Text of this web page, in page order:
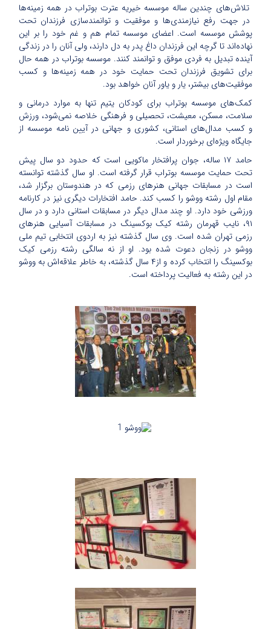
تلاش‌های چندین ساله موسسه خیریه عترت بوتراب در همه زمینه‌ها
در جهت رفع نیازمندی‌ها و موفقیت و توانمندسازی فرزندان تحت
پوشش موسسه است. اعضای موسسه تمام هم و غم خود را بر این
نهاده‌اند تا گرچه این فرزندان داغ پدر به دل دارند، ولی آنان را در زندگی
آینده تبدیل به فردی موفق و توانمند کنند. موسسه بوتراب در همه حال
برای تشویق فرزندان تحت حمایت خود در همه زمینه‌ها و کسب
موفقیت‌های بیشتر، یار و یاور آنان خواهد بود.
کمک‌های موسسه بوتراب برای کودکان یتیم تنها به موارد درمانی و
سلامت، مسکن، معیشت، تحصیلی و فرهنگی خلاصه نمی‌شود، ورزش
و کسب مدال‌های استانی، کشوری و جهانی در آیین نامه موسسه از
جایگاه ویژه‌ای برخوردار است.
حامد ۱۷ ساله، جوان پرافتخار ماکویی است که حدود دو سال پیش
تحت حمایت موسسه بوتراب قرار گرفته است. او سال گذشته توانسته
است در مسابقات جهانی هنرهای رزمی که در هندوستان برگزار شد،
مقام اول رشته ووشو را کسب کند. حامد افتخارات دیگری نیز در کارنامه
ورزشی خود دارد. او چند مدال دیگر در مسابقات استانی دارد و در سال
۹۱، نایب قهرمان رشته کیک بوکسینگ در مسابقات آسیایی هنرهای
رزمی تهران شده است. وی سال گذشته نیز به اردوی انتخابی تیم ملی
ووشو در زنجان دعوت شده بود. او از نه سالگی رشته رزمی کیک
بوکسینگ را انتخاب کرده و از۴ سال گذشته، به خاطر علاقه‌اش به ووشو
در این رشته به فعالیت پرداخته است.